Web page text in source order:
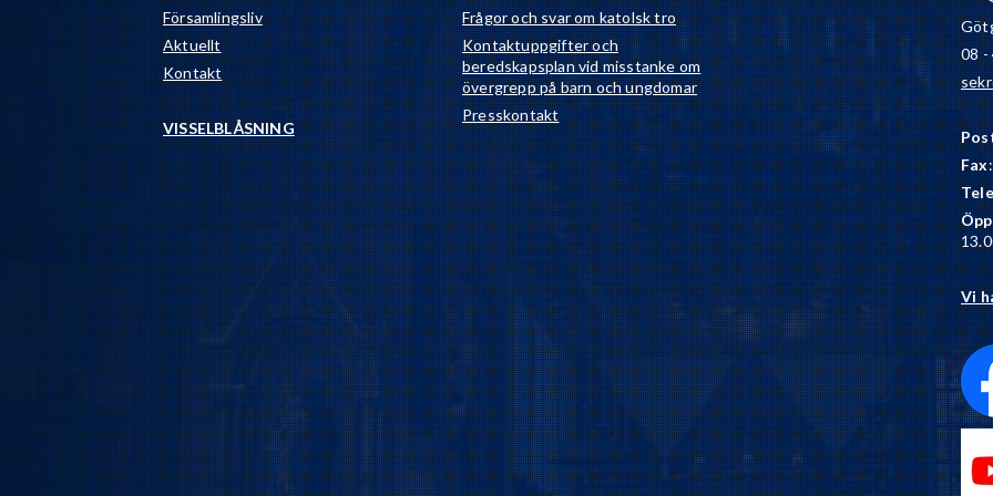
Församlingsliv
Aktuellt
Kontakt
VISSELBLÅSNING
Frågor och svar om katolsk tro
Kontaktuppgifter och
beredskapsplan vid misstanke om
övergrepp på barn och ungdomar
Presskontakt
08 -
Fax
Vi